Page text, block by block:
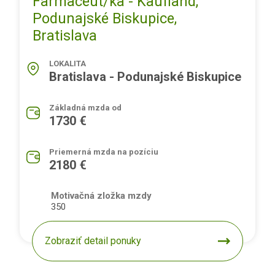
Podunajské Biskupice,
Bratislava
LOKALITA
Bratislava - Podunajské Biskupice
Základná mzda od
1730 €
Priemerná mzda na pozíciu
2180 €
Motivačná zložka mzdy
350
Zobraziť detail ponuky